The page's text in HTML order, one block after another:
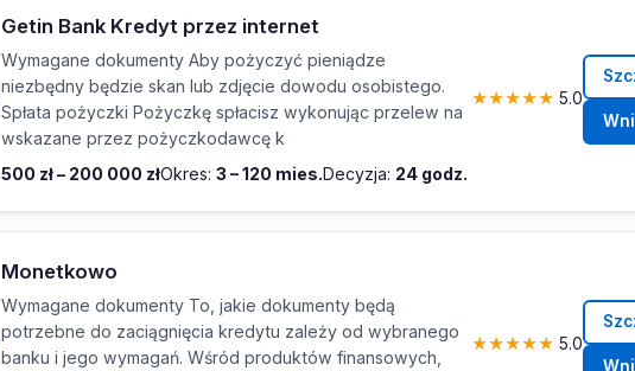
Getin Bank Kredyt przez internet
Wymagane dokumenty Aby pożyczyć pieniądze
niezbędny będzie skan lub zdjęcie dowodu osobistego.
Spłata pożyczki Pożyczkę spłacisz wykonując przelew na
wskazane przez pożyczkodawcę k
500 zł – 200 000 złOkres: 3 – 120 mies.Decyzja: 24 godz.
★★★★★ 5.0
Monetkowo
Wymagane dokumenty To, jakie dokumenty będą
potrzebne do zaciągnięcia kredytu zależy od wybranego
banku i jego wymagań. Wśród produktów finansowych,
★★★★★ 5.0